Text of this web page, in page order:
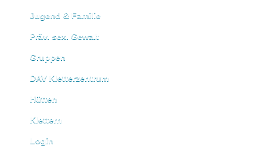
Jugend & Familie
Präv. sex. Gewalt
Gruppen
DAV Kletterzentrum
Hütten
Klettern
Login